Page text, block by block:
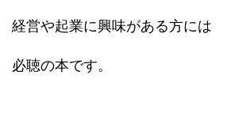
経営や起業に興味がある方には
必聴の本です。